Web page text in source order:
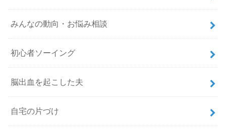
みんなの動向・お悩み相談
初心者ソーイング
脳出血を起こした夫
自宅の片づけ